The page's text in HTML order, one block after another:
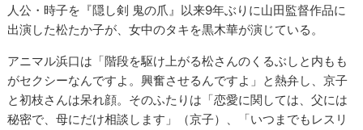
人公・時子を『隠し剣 鬼の爪』以来9年ぶりに山田監督作品に
出演した松たか子が、女中のタキを黒木華が演じている。
アニマル浜口は「階段を駆け上がる松さんのくるぶしと内もも
がセクシーなんですよ。興奮させるんですよ」と熱弁し、京子
と初枝さんは呆れ顔。そのふたりは「恋愛に関しては、父には
秘密で、母にだけ相談します」（京子）、「いつまでもレスリ